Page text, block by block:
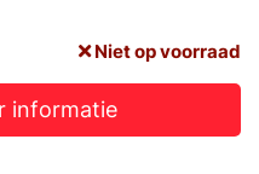
Niet op voorraad
informatie